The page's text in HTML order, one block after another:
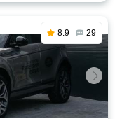
8.9 29